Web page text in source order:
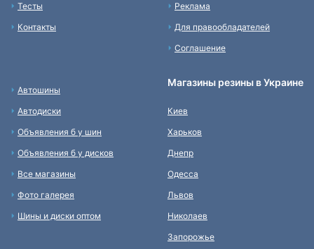
Тесты
Контакты
Реклама
Для правообладателей
Соглашение
Автошины
Автодиски
Объявления б у шин
Объявления б у дисков
Все магазины
Фото галерея
Шины и диски оптом
Магазины резины в Украине
Киев
Харьков
Днепр
Одесса
Львов
Николаев
Запорожье